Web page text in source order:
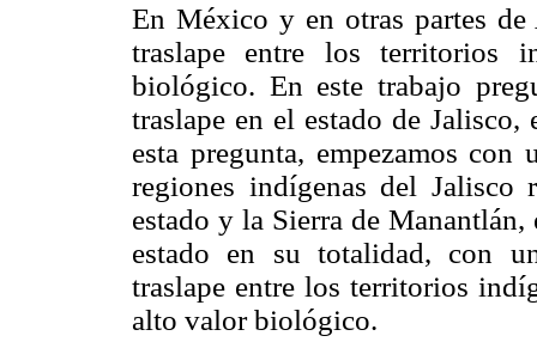
En México y en otras partes
traslape entre los territorios
biológico. En este trabajo
traslape en el estado de
esta pregunta, empezamos
regiones indígenas del
estado y la Sierra de
estado en su totalidad, con
traslape entre los territorios
alto valor biológico.